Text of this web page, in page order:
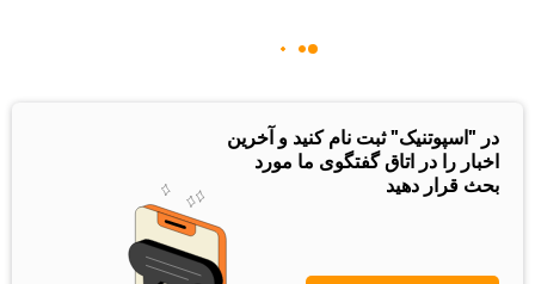
در "اسپوتنیک" ثبت نام کنید و آخرین
اخبار را در اتاق گفتگوی ما مورد
بحث قرار دهید